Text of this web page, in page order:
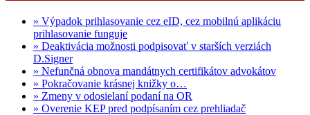
» Výpadok prihlasovanie cez eID, cez mobilnú aplikáciu
prihlasovanie funguje
» Deaktivácia možnosti podpisovať v starších verziách
D.Signer
» Nefunčná obnova mandátnych certifikátov advokátov
» Pokračovanie krásnej knižky o…
» Zmeny v odosielaní podaní na OR
» Overenie KEP pred podpísaním cez prehliadač